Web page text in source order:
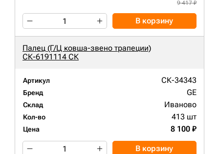
9 417 ₽
В корзину
Палец (Г/Ц ковша-звено трапеции)
СК-6191114 СК
Артикул СК-34343
Бренд GE
Склад Иваново
Кол-во 413 шт
Цена 8 100 ₽
В корзину